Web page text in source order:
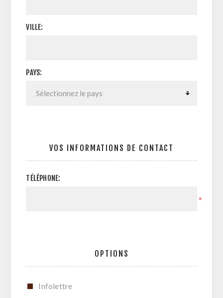
VILLE:
PAYS:
VOS INFORMATIONS DE CONTACT
TÉLÉPHONE:
*
OPTIONS
Infolettre